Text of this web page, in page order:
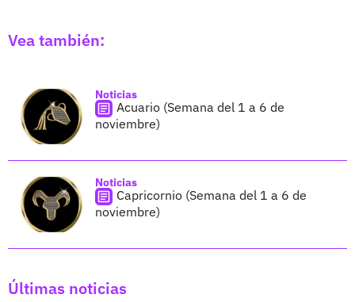
Vea también:
Noticias
Acuario (Semana del 1 a 6 de
noviembre)
Noticias
Capricornio (Semana del 1 a 6 de
noviembre)
Últimas noticias